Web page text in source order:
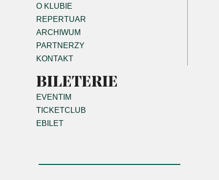
O KLUBIE
REPERTUAR
ARCHIWUM
PARTNERZY
KONTAKT
BILETERIE
EVENTIM
TICKETCLUB
EBILET